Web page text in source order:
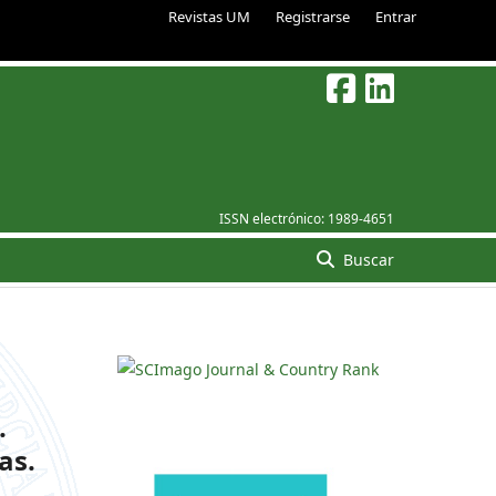
Revistas UM Registrarse Entrar
ISSN electrónico: 1989-4651
Buscar